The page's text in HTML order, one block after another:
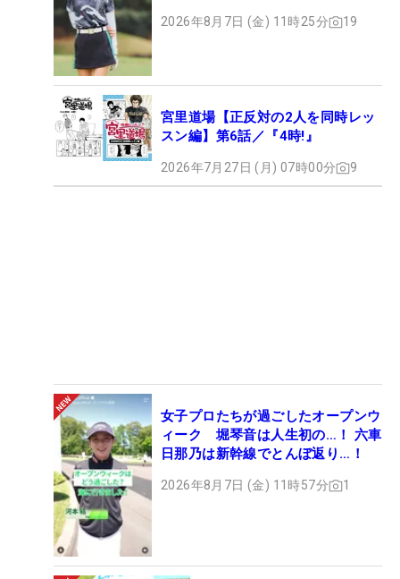
2026年8月7日 (金) 11時25分 19
宮里道場【正反対の2人を同時レッ
スン編】第6話／『4時!』
2026年7月27日 (月) 07時00分 9
女子プロたちが過ごしたオープンウ
ィーク 堀琴音は人生初の…！ 六車
日那乃は新幹線でとんぼ返り…！
2026年8月7日 (金) 11時57分 1